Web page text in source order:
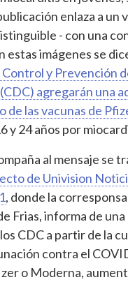
enlaza a un
- con una
estas imágenes se
y Prevención
agregarán una
de las vacunas de
y 24 años por
al mensaje se
de Univision
, donde la
Frias, informa de
CDC a partir de la
contra el
o Moderna,